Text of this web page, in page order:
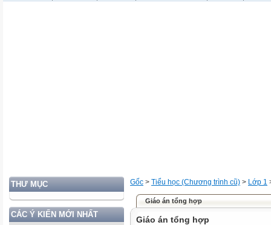
THƯ MỤC
CÁC Ý KIẾN MỚI NHẤT
Gốc > Tiểu học (Chương trình cũ) > Lớp 1
Giáo án tổng hợp
Giáo án tổng hợp